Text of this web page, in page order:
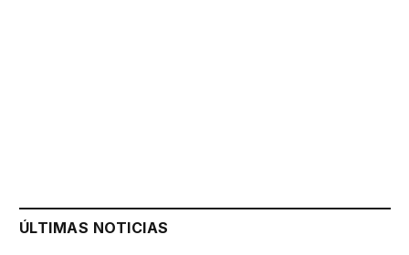
ÚLTIMAS NOTICIAS